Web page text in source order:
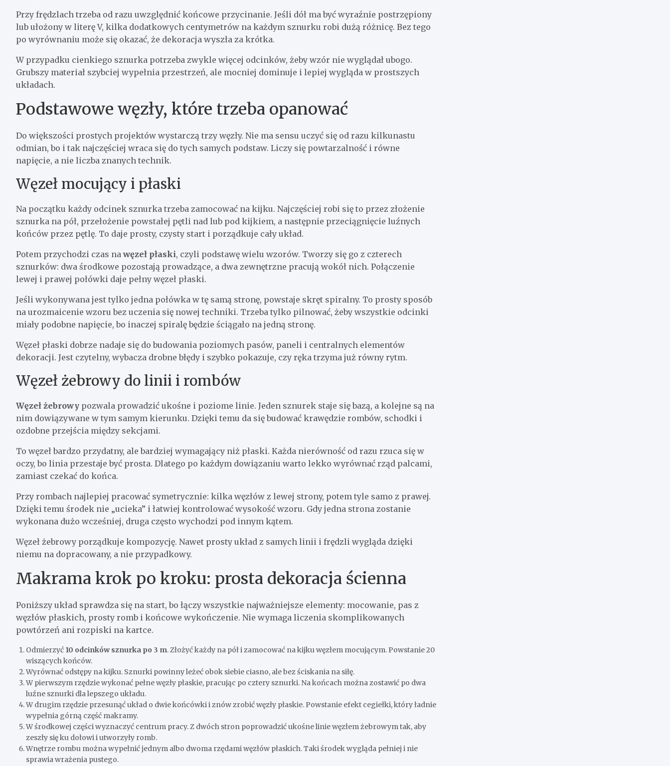
Przy frędzlach trzeba od razu uwzględnić końcowe przycinanie. Jeśli dół ma być wyraźnie postrzępiony
lub ułożony w literę V, kilka dodatkowych centymetrów na każdym sznurku robi dużą różnicę. Bez tego
po wyrównaniu może się okazać, że dekoracja wyszła za krótka.
W przypadku cienkiego sznurka potrzeba zwykle więcej odcinków, żeby wzór nie wyglądał ubogo.
Grubszy materiał szybciej wypełnia przestrzeń, ale mocniej dominuje i lepiej wygląda w prostszych
układach.
Podstawowe węzły, które trzeba opanować
Do większości prostych projektów wystarczą trzy węzły. Nie ma sensu uczyć się od razu kilkunastu
odmian, bo i tak najczęściej wraca się do tych samych podstaw. Liczy się powtarzalność i równe
napięcie, a nie liczba znanych technik.
Węzeł mocujący i płaski
Na początku każdy odcinek sznurka trzeba zamocować na kijku. Najczęściej robi się to przez złożenie
sznurka na pół, przełożenie powstałej pętli nad lub pod kijkiem, a następnie przeciągnięcie luźnych
końców przez pętlę. To daje prosty, czysty start i porządkuje cały układ.
Potem przychodzi czas nawęzeł płaski, czyli podstawę wielu wzorów. Tworzy się go z czterech
sznurków: dwa środkowe pozostają prowadzące, a dwa zewnętrzne pracują wokół nich. Połączenie
lewej i prawej połówki daje pełny węzeł płaski.
Jeśli wykonywana jest tylko jedna połówka w tę samą stronę, powstaje skręt spiralny. To prosty sposób
na urozmaicenie wzoru bez uczenia się nowej techniki. Trzeba tylko pilnować, żeby wszystkie odcinki
miały podobne napięcie, bo inaczej spiralę będzie ściągało na jedną stronę.
Węzeł płaski dobrze nadaje się do budowania poziomych pasów, paneli i centralnych elementów
dekoracji. Jest czytelny, wybacza drobne błędy i szybko pokazuje, czy ręka trzyma już równy rytm.
Węzeł żebrowy do linii i rombów
Węzeł żebrowy pozwala prowadzić ukośne i poziome linie. Jeden sznurek staje się bazą, a kolejne są na
nim dowiązywane w tym samym kierunku. Dzięki temu da się budować krawędzie rombów, schodki i
ozdobne przejścia między sekcjami.
To węzeł bardzo przydatny, ale bardziej wymagający niż płaski. Każda nierówność od razu rzuca się w
oczy, bo linia przestaje być prosta. Dlatego po każdym dowiązaniu warto lekko wyrównać rząd palcami,
zamiast czekać do końca.
Przy rombach najlepiej pracować symetrycznie: kilka węzłów z lewej strony, potem tyle samo z prawej.
Dzięki temu środek nie „ucieka” i łatwiej kontrolować wysokość wzoru. Gdy jedna strona zostanie
wykonana dużo wcześniej, druga często wychodzi pod innym kątem.
Węzeł żebrowy porządkuje kompozycję. Nawet prosty układ z samych linii i frędzli wygląda dzięki
niemu na dopracowany, a nie przypadkowy.
Makrama krok po kroku: prosta dekoracja ścienna
Poniższy układ sprawdza się na start, bo łączy wszystkie najważniejsze elementy: mocowanie, pas z
węzłów płaskich, prosty romb i końcowe wykończenie. Nie wymaga liczenia skomplikowanych
powtórzeń ani rozpiski na kartce.
Odmierzyć 10 odcinków sznurka po 3 m. Złożyć każdy na pół i zamocować na kijku węzłem mocującym. Powstanie 20
wiszących końców.
Wyrównać odstępy na kijku. Sznurki powinny leżeć obok siebie ciasno, ale bez ściskania na siłę.
W pierwszym rzędzie wykonać pełne węzły płaskie, pracując po cztery sznurki. Na końcach można zostawić po dwa
luźne sznurki dla lepszego układu.
W drugim rzędzie przesunąć układ o dwie końcówki i znów zrobić węzły płaskie. Powstanie efekt cegiełki, który ładnie
wypełnia górną część makramy.
W środkowej części wyznaczyć centrum pracy. Z dwóch stron poprowadzić ukośne linie węzłem żebrowym tak, aby
zeszły się ku dołowi i utworzyły romb.
Wnętrze rombu można wypełnić jednym albo dwoma rzędami węzłów płaskich. Taki środek wygląda pełniej i nie
sprawia wrażenia pustego.